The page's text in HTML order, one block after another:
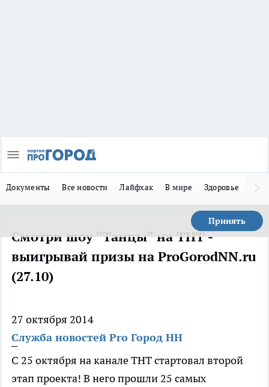
Документы Все новости Лайфхак В мире Здоровье
Принять
Смотри шоу "Танцы" на ТНТ -
выигрывай призы на ProGorodNN.ru
(27.10)
27 октября 2014
Служба новостей Pro Город НН
С 25 октября на канале ТНТ стартовал второй
этап проекта! В него прошли 25 самых